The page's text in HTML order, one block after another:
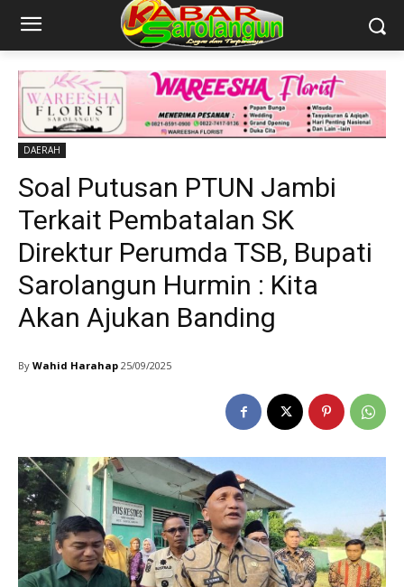
DAERAH
Soal Putusan PTUN Jambi
Terkait Pembatalan SK
Direktur Perumda TSB, Bupati
Sarolangun Hurmin : Kita
Akan Ajukan Banding
By Wahid Harahap 25/09/2025